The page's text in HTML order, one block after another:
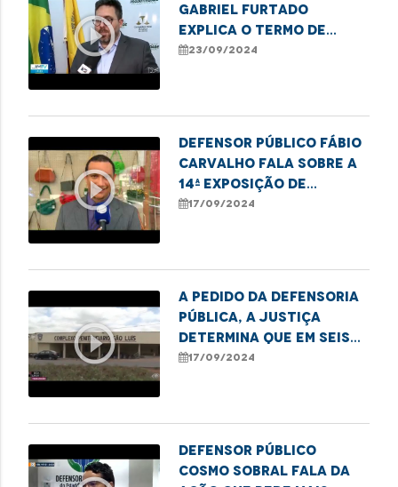
play_circle_outline
Gabriel Furtado
explica o termo de
cooperação entre
23/09/2024
play_circle_outline
Defensor público Fábio
Carvalho fala sobre a
14ª Exposição de
Desenhos Afro,
CEIRI de Imperatriz
17/09/2024
play_circle_outline
A pedido da Defensoria
Pública, a Justiça
determina que em seis
meses, o Estado deve
de Pedrinhas.
17/09/2024
Defensor público
Cosmo Sobral fala da